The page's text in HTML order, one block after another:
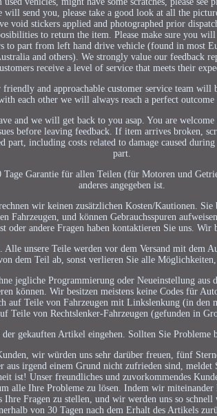
will send you, please take a good look at all the
void stickers applied and photographed prior
to return the item. Please make sure you
to part from left hand drive vehicle (found in most
and others). We strongly value our feedback
receive a level of service that meets their
and approachable customer service team
each other we will always reach a perfect outcome
and we will get back to you asap. You are
before leaving feedback. If item arrives broken,
including costs related to damage caused
part.
Garantie für allen Teilen (für Motoren und
anderes angegeben ist.
wir keinen zusätzlichen Kosten/Kautionen.
Fahrzeugen, und können Gebrauchsspuren
oder andere Fragen haben kontaktieren Sie uns. Wir
unsere Teile werden vor dem Versand mit dem
dem Teil ab, sonst verlieren Sie alle Möglichkeiten,
jegliche Programmierung oder Neueinstellung aus
können. Wir besitzen meistens keine Codes für
auf Teile von Fahrzeugen mit Linkslenkung (in den
Teile von Rechtslenker-Fahrzeugen (gefunden in
gekauften Artikel eingehen. Sollten Sie Probleme
wir würden uns sehr darüber freuen, fünf
aus irgend einem Grund nicht zufrieden sind,
ist! Unser freundliches und zuvorkommendes
alle Ihre Probleme zu lösen. Indem wir
Fragen zu stellen, und wir werden uns so
von 30 Tagen nach dem Erhalt des Artikels